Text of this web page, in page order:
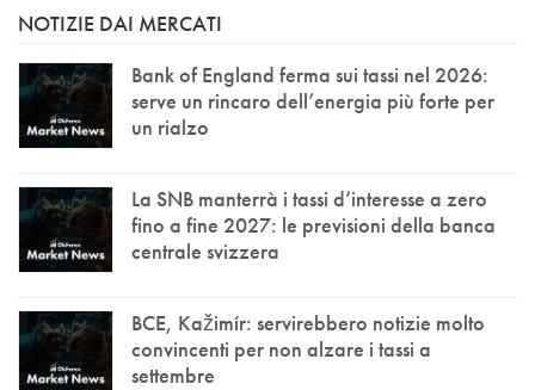
NOTIZIE DAI MERCATI
Bank of England ferma sui tassi nel 2026:
serve un rincaro dell’energia più forte per
un rialzo
La SNB manterrà i tassi d’interesse a zero
fino a fine 2027: le previsioni della banca
centrale svizzera
BCE, Kažimír: servirebbero notizie molto
convincenti per non alzare i tassi a
settembre